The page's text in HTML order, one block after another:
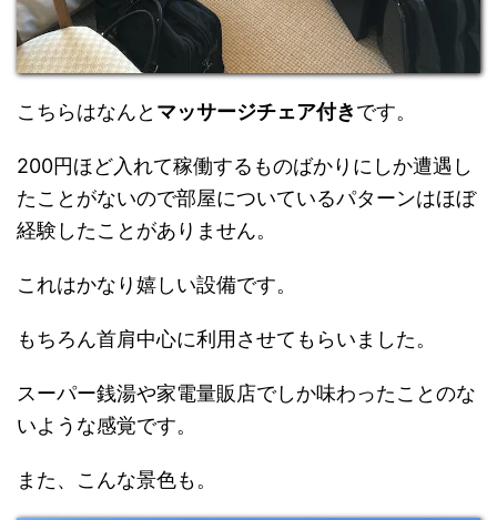
こちらはなんと マッサージチェア付きです。
200円ほど入れて稼働するものばかりにしか遭遇し
たことがないので部屋についているパターンはほぼ
経験したことがありません。
これはかなり嬉しい設備です。
もちろん首肩中心に利用させてもらいました。
スーパー銭湯や家電量販店でしか味わったことのな
いような感覚です。
また、こんな景色も。